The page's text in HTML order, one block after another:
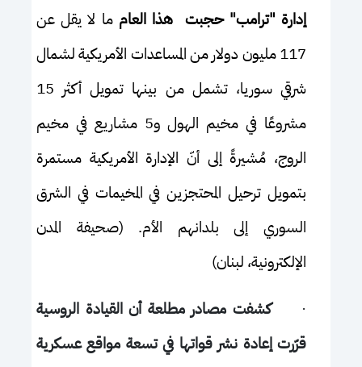
إدارة "ترامب" حجبت هذا العام ما لا يقل عن
117 مليون دولار من المساعدات الأمريكية لشمال
شرقي سوريا، تشمل من بينها تمويل أكثر 15
مشروعًا في مخيم الهول و5 مشاريع في مخيم
الروج، مُشيرةً إلى أنّ الإدارة الأمريكية مستمرة
بتمويل ترحيل المحتجزين في المخيمات في الشرق
السوري إلى بلدانهم الأم. (صحيفة المدن
الإلكترونية، لبنان)
·كشفت مصادر مطلعة أن القيادة الروسية
قرّرت إعادة نشر قواتها في تسعة مواقع عسكرية